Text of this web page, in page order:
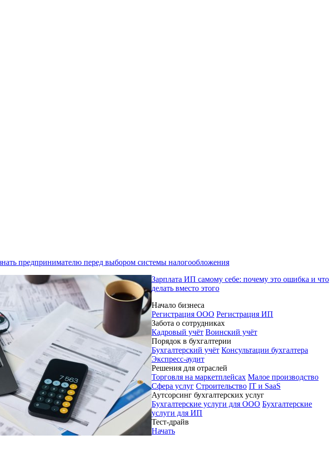
предпринимателю перед выбором системы налогообложения
Зарплата ИП самому себе: почему это ошибка и что
делать вместо этого
Начало бизнеса
Регистрация ООО Регистрация ИП
Забота о сотрудниках
Кадровый учёт Воинский учёт
Порядок в бухгалтерии
Бухгалтерский учёт Консультации бухгалтера
Экспресс-аудит
Решения для отраслей
Торговля на маркетплейсах Малое производство
Сфера услуг Строительство IT и SaaS
Аутсорсинг бухгалтерских услуг
Бухгалтерские услуги для ООО Бухгалтерские
услуги для ИП
Тест-драйв
Начать